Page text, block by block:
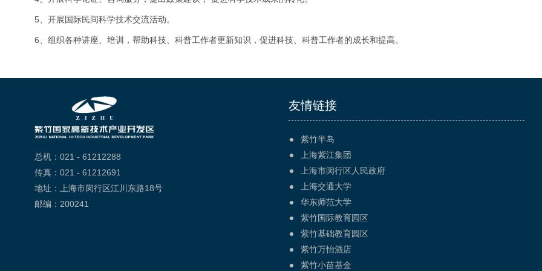
5、开展国际民间科学技术交流活动。
6、组织各种讲座、培训，帮助科技、科普工作者更新知识，促进科技、科普工作者的成长和提高。
总机：021 - 61212288
传真：021 - 61212691
地址：上海市闵行区江川东路18号
邮编：200241
友情链接
紫竹半岛
上海紫江集团
上海市闵行区人民政府
上海交通大学
华东师范大学
紫竹国际教育园区
紫竹基础教育园区
紫竹万怡酒店
紫竹小苗基金